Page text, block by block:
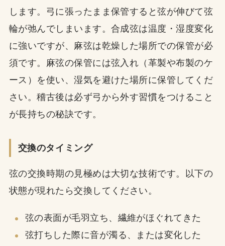
します。弓に張ったまま保管すると弦が伸びて弦
輪が弛んでしまいます。合成弦は温度・湿度変化
に強いですが、麻弦は乾燥した場所での保管が必
須です。麻弦の保管には弦入れ（革製や布製のケ
ース）を使い、湿気を避けた場所に保管してくだ
さい。稽古後は必ず弓から外す習慣をつけること
が長持ちの秘訣です。
交換のタイミング
弦の交換時期の見極めは大切な技術です。以下の
状態が現れたら交換してください。
弦の表面が毛羽立ち、繊維がほぐれてきた
弦打ちした際に音が濁る、または変化した